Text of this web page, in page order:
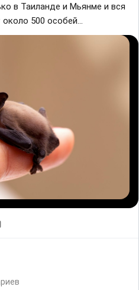
в Таиланде и Мьянме и вся
500 особей...